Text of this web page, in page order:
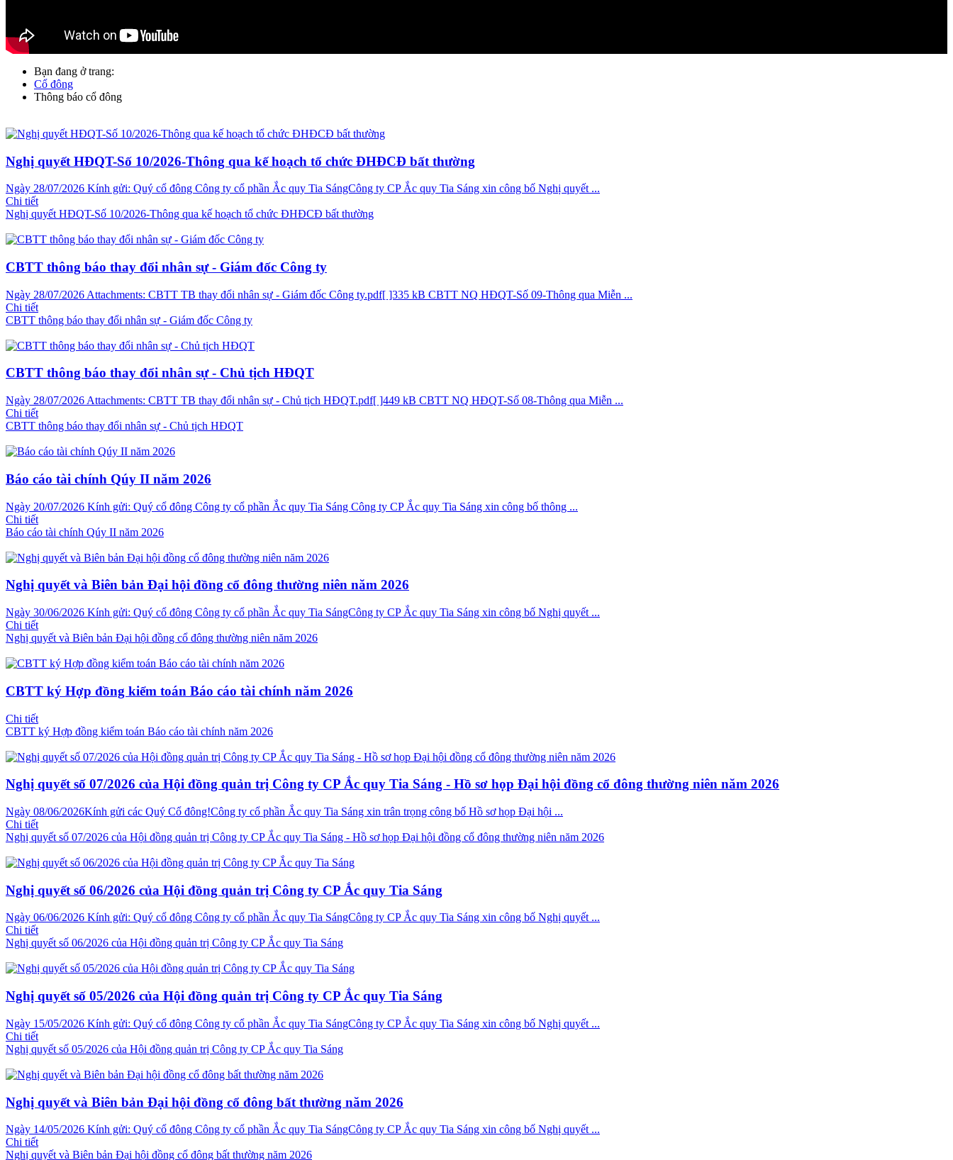
Bạn đang ở trang:
Cổ đông
Thông báo cổ đông
Nghị quyết HĐQT-Số 10/2026-Thông qua kế hoạch tổ chức ĐHĐCĐ bất thường
Ngày 28/07/2026 Kính gửi: Quý cổ đông Công ty cổ phần Ắc quy Tia SángCông ty CP Ắc quy Tia Sáng xin công bố Nghị quyết ...
Chi tiết
Nghị quyết HĐQT-Số 10/2026-Thông qua kế hoạch tổ chức ĐHĐCĐ bất thường
CBTT thông báo thay đổi nhân sự - Giám đốc Công ty
Ngày 28/07/2026 Attachments: CBTT TB thay đổi nhân sự - Giám đốc Công ty.pdf[ ]335 kB CBTT NQ HĐQT-Số 09-Thông qua Miễn ...
Chi tiết
CBTT thông báo thay đổi nhân sự - Giám đốc Công ty
CBTT thông báo thay đổi nhân sự - Chủ tịch HĐQT
Ngày 28/07/2026 Attachments: CBTT TB thay đổi nhân sự - Chủ tịch HĐQT.pdf[ ]449 kB CBTT NQ HĐQT-Số 08-Thông qua Miễn ...
Chi tiết
CBTT thông báo thay đổi nhân sự - Chủ tịch HĐQT
Báo cáo tài chính Qúy II năm 2026
Ngày 20/07/2026 Kính gửi: Quý cổ đông Công ty cổ phần Ắc quy Tia Sáng Công ty CP Ắc quy Tia Sáng xin công bố thông ...
Chi tiết
Báo cáo tài chính Qúy II năm 2026
Nghị quyết và Biên bản Đại hội đồng cổ đông thường niên năm 2026
Ngày 30/06/2026 Kính gửi: Quý cổ đông Công ty cổ phần Ắc quy Tia SángCông ty CP Ắc quy Tia Sáng xin công bố Nghị quyết ...
Chi tiết
Nghị quyết và Biên bản Đại hội đồng cổ đông thường niên năm 2026
CBTT ký Hợp đồng kiểm toán Báo cáo tài chính năm 2026
Chi tiết
CBTT ký Hợp đồng kiểm toán Báo cáo tài chính năm 2026
Nghị quyết số 07/2026 của Hội đồng quản trị Công ty CP Ắc quy Tia Sáng - Hồ sơ họp Đại hội đồng cổ đông thường niên năm 2026
Ngày 08/06/2026Kính gửi các Quý Cổ đông!Công ty cổ phần Ắc quy Tia Sáng xin trân trọng công bố Hồ sơ họp Đại hội ...
Chi tiết
Nghị quyết số 07/2026 của Hội đồng quản trị Công ty CP Ắc quy Tia Sáng - Hồ sơ họp Đại hội đồng cổ đông thường niên năm 2026
Nghị quyết số 06/2026 của Hội đồng quản trị Công ty CP Ắc quy Tia Sáng
Ngày 06/06/2026 Kính gửi: Quý cổ đông Công ty cổ phần Ắc quy Tia SángCông ty CP Ắc quy Tia Sáng xin công bố Nghị quyết ...
Chi tiết
Nghị quyết số 06/2026 của Hội đồng quản trị Công ty CP Ắc quy Tia Sáng
Nghị quyết số 05/2026 của Hội đồng quản trị Công ty CP Ắc quy Tia Sáng
Ngày 15/05/2026 Kính gửi: Quý cổ đông Công ty cổ phần Ắc quy Tia SángCông ty CP Ắc quy Tia Sáng xin công bố Nghị quyết ...
Chi tiết
Nghị quyết số 05/2026 của Hội đồng quản trị Công ty CP Ắc quy Tia Sáng
Nghị quyết và Biên bản Đại hội đồng cổ đông bất thường năm 2026
Ngày 14/05/2026 Kính gửi: Quý cổ đông Công ty cổ phần Ắc quy Tia SángCông ty CP Ắc quy Tia Sáng xin công bố Nghị quyết ...
Chi tiết
Nghị quyết và Biên bản Đại hội đồng cổ đông bất thường năm 2026